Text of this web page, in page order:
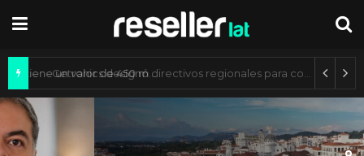
Mercado de IA agéntica tiene un valor de 450 mil millones de dólares
ES NOTICIA